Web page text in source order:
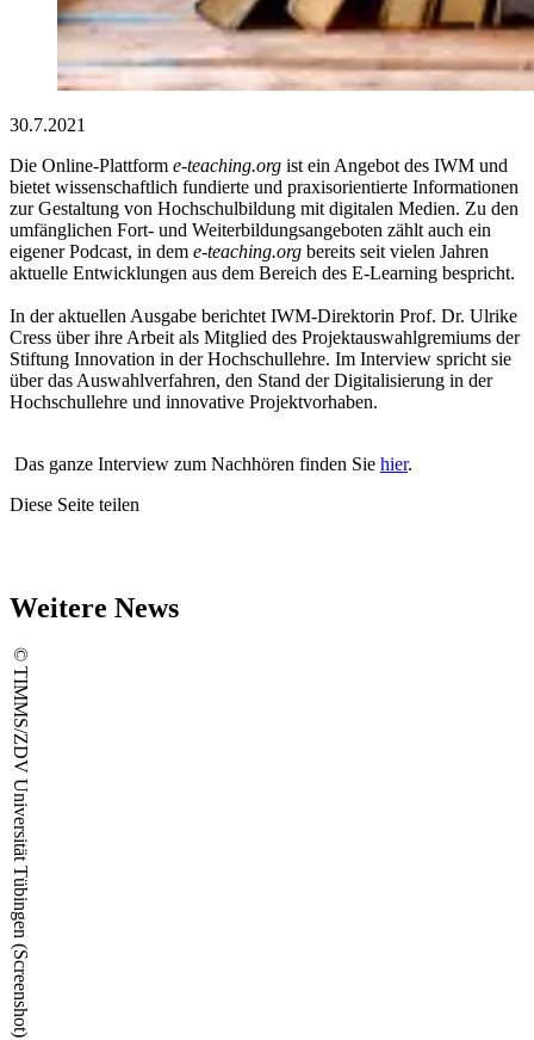
30.7.2021
Die Online-Plattform e-teaching.org ist ein Angebot des IWM und
bietet wissenschaftlich fundierte und praxisorientierte Informationen
zur Gestaltung von Hochschulbildung mit digitalen Medien. Zu den
umfänglichen Fort- und Weiterbildungsangeboten zählt auch ein
eigener Podcast, in dem e-teaching.org bereits seit vielen Jahren
aktuelle Entwicklungen aus dem Bereich des E-Learning bespricht.
In der aktuellen Ausgabe berichtet IWM-Direktorin Prof. Dr. Ulrike
Cress über ihre Arbeit als Mitglied des Projektauswahlgremiums der
Stiftung Innovation in der Hochschullehre. Im Interview spricht sie
über das Auswahlverfahren, den Stand der Digitalisierung in der
Hochschullehre und innovative Projektvorhaben.
Das ganze Interview zum Nachhören finden Sie hier.
Diese Seite teilen
Weitere News
© TIMMS/ZDV Universität Tübingen (Screenshot)